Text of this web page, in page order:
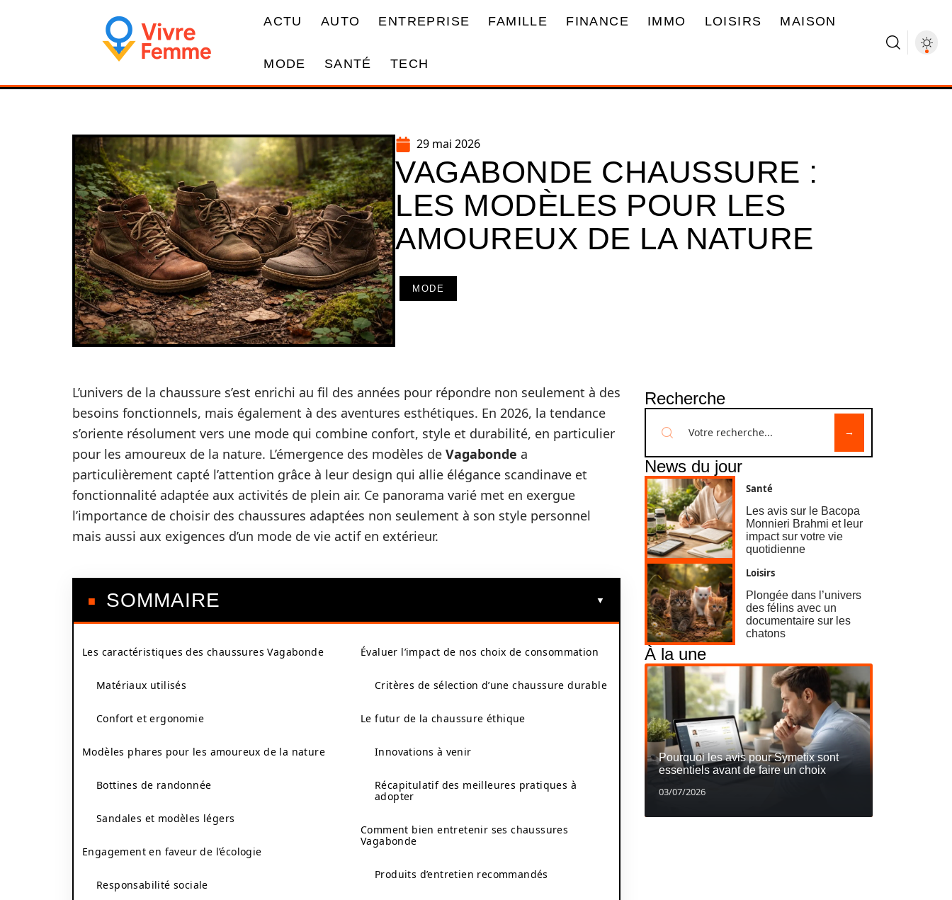
ACTU AUTO ENTREPRISE FAMILLE FINANCE IMMO LOISIRS MAISON
MODE SANTÉ TECH
29 mai 2026
VAGABONDE CHAUSSURE :
LES MODÈLES POUR LES
AMOUREUX DE LA NATURE
MODE
L’univers de la chaussure s’est enrichi au fil des années pour répondre non seulement à des
besoins fonctionnels, mais également à des aventures esthétiques. En 2026, la tendance
s’oriente résolument vers une mode qui combine confort, style et durabilité, en particulier
pour les amoureux de la nature. L’émergence des modèles de Vagabonde a
particulièrement capté l’attention grâce à leur design qui allie élégance scandinave et
fonctionnalité adaptée aux activités de plein air. Ce panorama varié met en exergue
l’importance de choisir des chaussures adaptées non seulement à son style personnel
mais aussi aux exigences d’un mode de vie actif en extérieur.
SOMMAIRE
Les caractéristiques des chaussures Vagabonde
Matériaux utilisés
Confort et ergonomie
Modèles phares pour les amoureux de la nature
Bottines de randonnée
Sandales et modèles légers
Engagement en faveur de l’écologie
Responsabilité sociale
Évaluer l’impact de nos choix de consommation
Critères de sélection d’une chaussure durable
Le futur de la chaussure éthique
Innovations à venir
Récapitulatif des meilleures pratiques à
adopter
Comment bien entretenir ses chaussures
Vagabonde
Produits d’entretien recommandés
Recherche
News du jour
Santé
Les avis sur le Bacopa
Monnieri Brahmi et leur
impact sur votre vie
quotidienne
Loisirs
Plongée dans l’univers
des félins avec un
documentaire sur les
chatons
À la une
Pourquoi les avis pour Symetix sont
essentiels avant de faire un choix
03/07/2026